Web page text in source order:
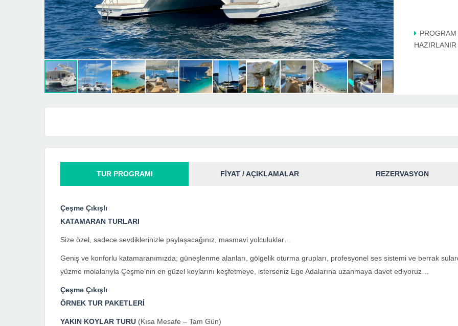
HAZIRLANIR
TUR PROGRAMI FİYAT / AÇIKLAMALAR REZERVASYON
Çeşme Çıkışlı
KATAMARAN TURLARI
Size özel, sadece sevdiklerinizle paylaşacağınız, masmavi yolculuklar…
Geniş ve konforlu katamaranımızda; güneşlenme alanları, gölgelik oturma grupları, profesyonel ses sistemi ve berrak
yüzme molalarıyla Çeşme’nin en güzel koylarını keşfetmeye, isterseniz Ege Adalarına uzanmaya davet ediyoruz…
Çeşme Çıkışlı
ÖRNEK TUR PAKETLERİ
YAKIN KOYLAR TURU (Kısa Mesafe – Tam Gün)